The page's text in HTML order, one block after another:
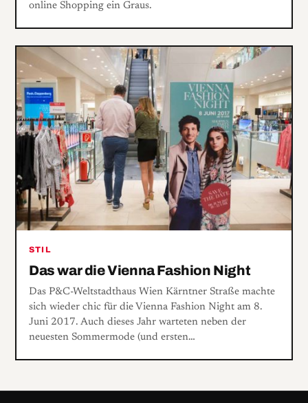
online Shopping ein Graus.
STIL
Das war die Vienna Fashion Night
Das P&C-Weltstadthaus Wien Kärntner Straße machte
sich wieder chic für die Vienna Fashion Night am 8.
Juni 2017. Auch dieses Jahr warteten neben der
neuesten Sommermode (und ersten…